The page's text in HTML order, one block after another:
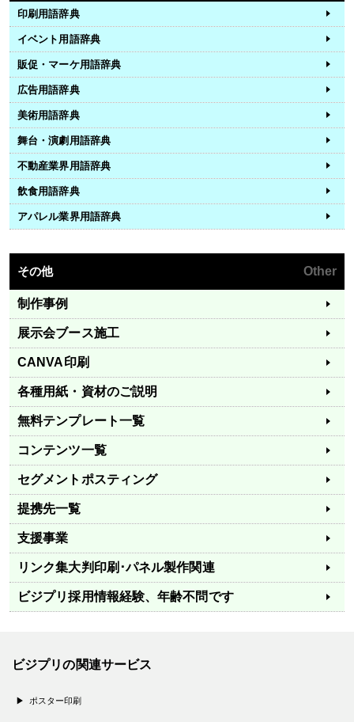
印刷用語辞典
イベント用語辞典
販促・マーケ用語辞典
広告用語辞典
美術用語辞典
舞台・演劇用語辞典
不動産業界用語辞典
飲食用語辞典
アパレル業界用語辞典
その他 Other
制作事例
展示会ブース施工
CANVA印刷
各種用紙・資材のご説明
無料テンプレート一覧
コンテンツ一覧
セグメントポスティング
提携先一覧
支援事業
リンク集大判印刷･パネル製作関連
ビジプリ採用情報経験、年齢不問です
ビジプリの関連サービス
ポスター印刷